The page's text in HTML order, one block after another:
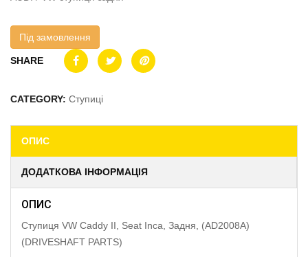
Під замовлення
SHARE
CATEGORY: Ступиці
ОПИС
ДОДАТКОВА ІНФОРМАЦІЯ
ОПИС
Ступиця VW Caddy II, Seat Inca, Задня, (AD2008A)
(DRIVESHAFT PARTS)